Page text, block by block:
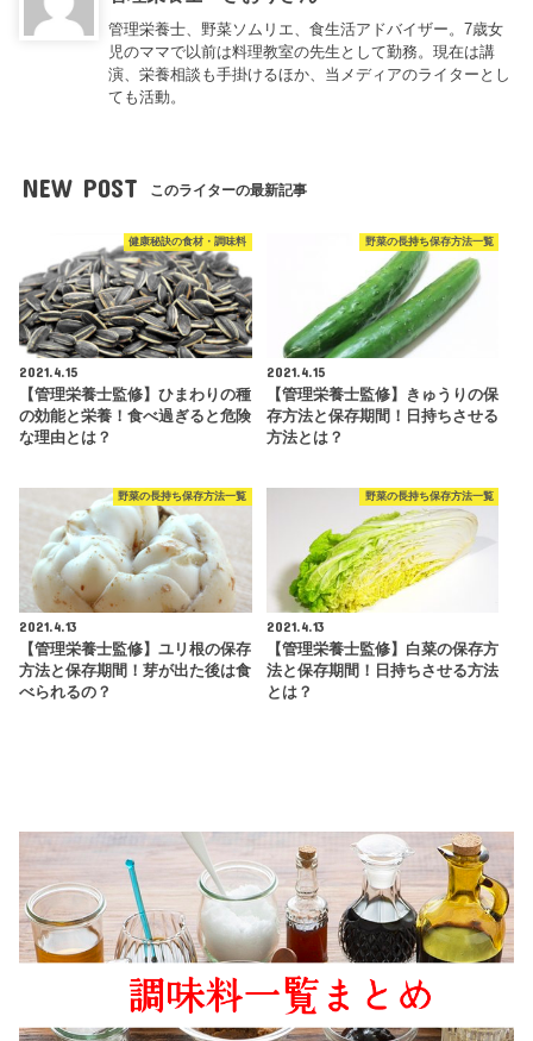
管理栄養士、野菜ソムリエ、食生活アドバイザー。7歳女
児のママで以前は料理教室の先生として勤務。現在は講
演、栄養相談も手掛けるほか、当メディアのライターとし
ても活動。
NEW POST このライターの最新記事
健康秘訣の食材・調味料
2021.4.15
【管理栄養士監修】ひまわりの種
の効能と栄養！食べ過ぎると危険
な理由とは？
野菜の長持ち保存方法一覧
2021.4.15
【管理栄養士監修】きゅうりの保
存方法と保存期間！日持ちさせる
方法とは？
野菜の長持ち保存方法一覧
2021.4.13
【管理栄養士監修】ユリ根の保存
方法と保存期間！芽が出た後は食
べられるの？
野菜の長持ち保存方法一覧
2021.4.13
【管理栄養士監修】白菜の保存方
法と保存期間！日持ちさせる方法
とは？